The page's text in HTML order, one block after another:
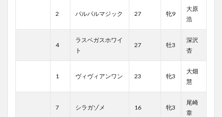
2 パルパルマジック 27 牝9
大原
浩
4
ラスベガスホワイ
ト
27 牡3
深沢
杏
1 ヴィヴィアンワン 23 牝3
大畑
慧
7 シラガゾメ 16 牝3
尾崎
章